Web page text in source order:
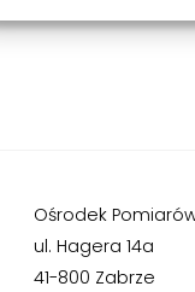
Ośrodek
ul. Hagera 14a
41-800 Zabrze